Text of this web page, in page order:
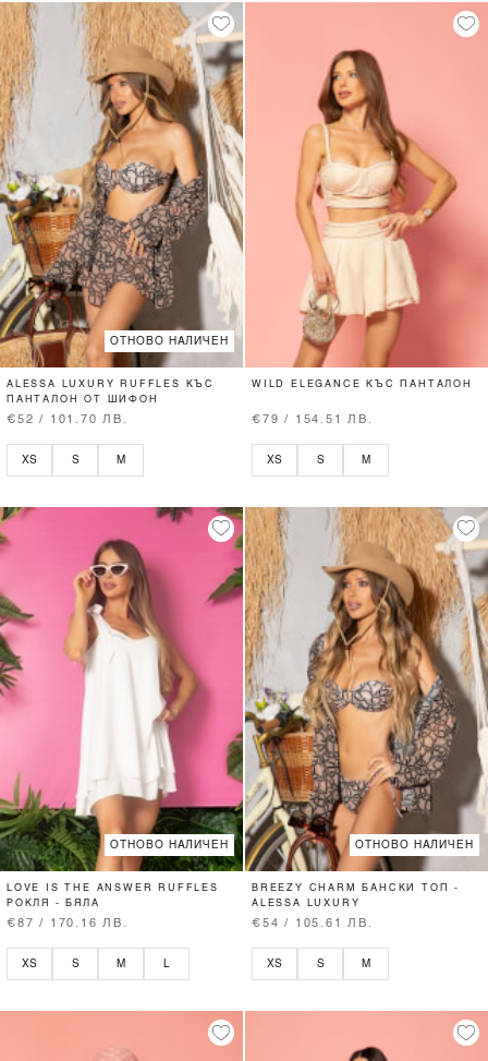
ОТНОВО НАЛИЧЕН
ALESSA LUXURY RUFFLES КЪС
ПАНТАЛОН ОТ ШИФОН
€52 / 101.70 ЛВ.
XS S M
WILD ELEGANCE КЪС ПАНТАЛОН
€79 / 154.51 ЛВ.
XS S M
ОТНОВО НАЛИЧЕН
LOVE IS THE ANSWER RUFFLES
РОКЛЯ - БЯЛА
€87 / 170.16 ЛВ.
XS S M L
ОТНОВО НАЛИЧЕН
BREEZY CHARM БАНСКИ ТОП -
ALESSA LUXURY
€54 / 105.61 ЛВ.
XS S M